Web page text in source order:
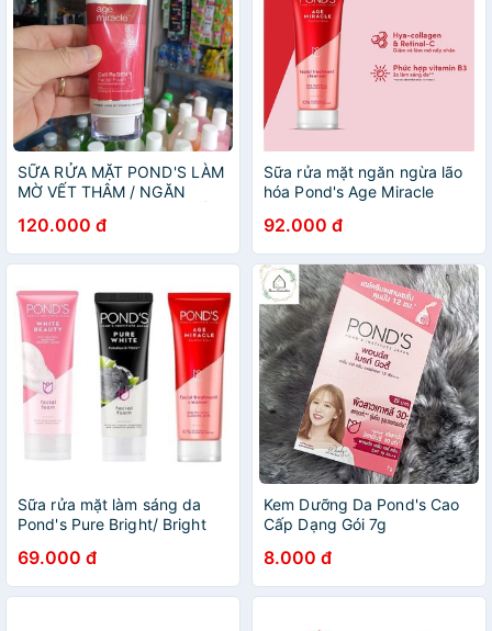
SỮA RỬA MẶT POND'S LÀM
MỜ VẾT THÂM / NGĂN
100G
120.000 đ
Sữa rửa mặt ngăn ngừa lão
hóa Pond's Age Miracle
92.000 đ
Sữa rửa mặt làm sáng da
Pond's Pure Bright/ Bright
69.000 đ
Kem Dưỡng Da Pond's Cao
Cấp Dạng Gói 7g
8.000 đ